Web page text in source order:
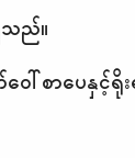
သည်။
ါ်စာပေနှင့်